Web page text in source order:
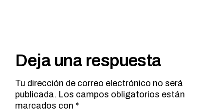
Deja una respuesta
Tu dirección de correo electrónico no será
publicada. Los campos obligatorios están
marcados con *